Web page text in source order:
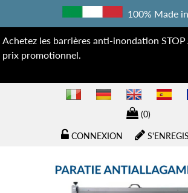
100% Made
Achetez les barrières anti-inondation STOP
prix promotionnel.
(0)
CONNEXION